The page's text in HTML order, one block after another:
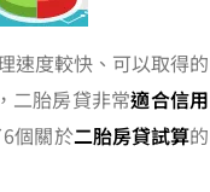
速度較快、可以取得的
，二胎房貸非常適合信用
個關於二胎房貸試算的